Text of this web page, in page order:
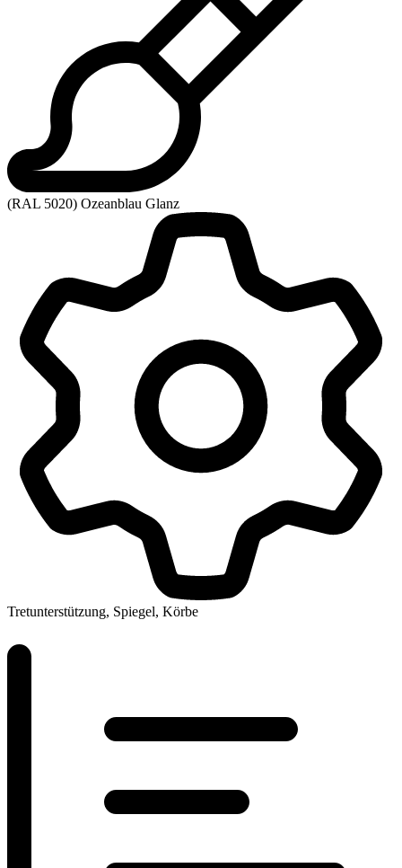
(RAL 5020) Ozeanblau Glanz
Tretunterstützung, Spiegel, Körbe